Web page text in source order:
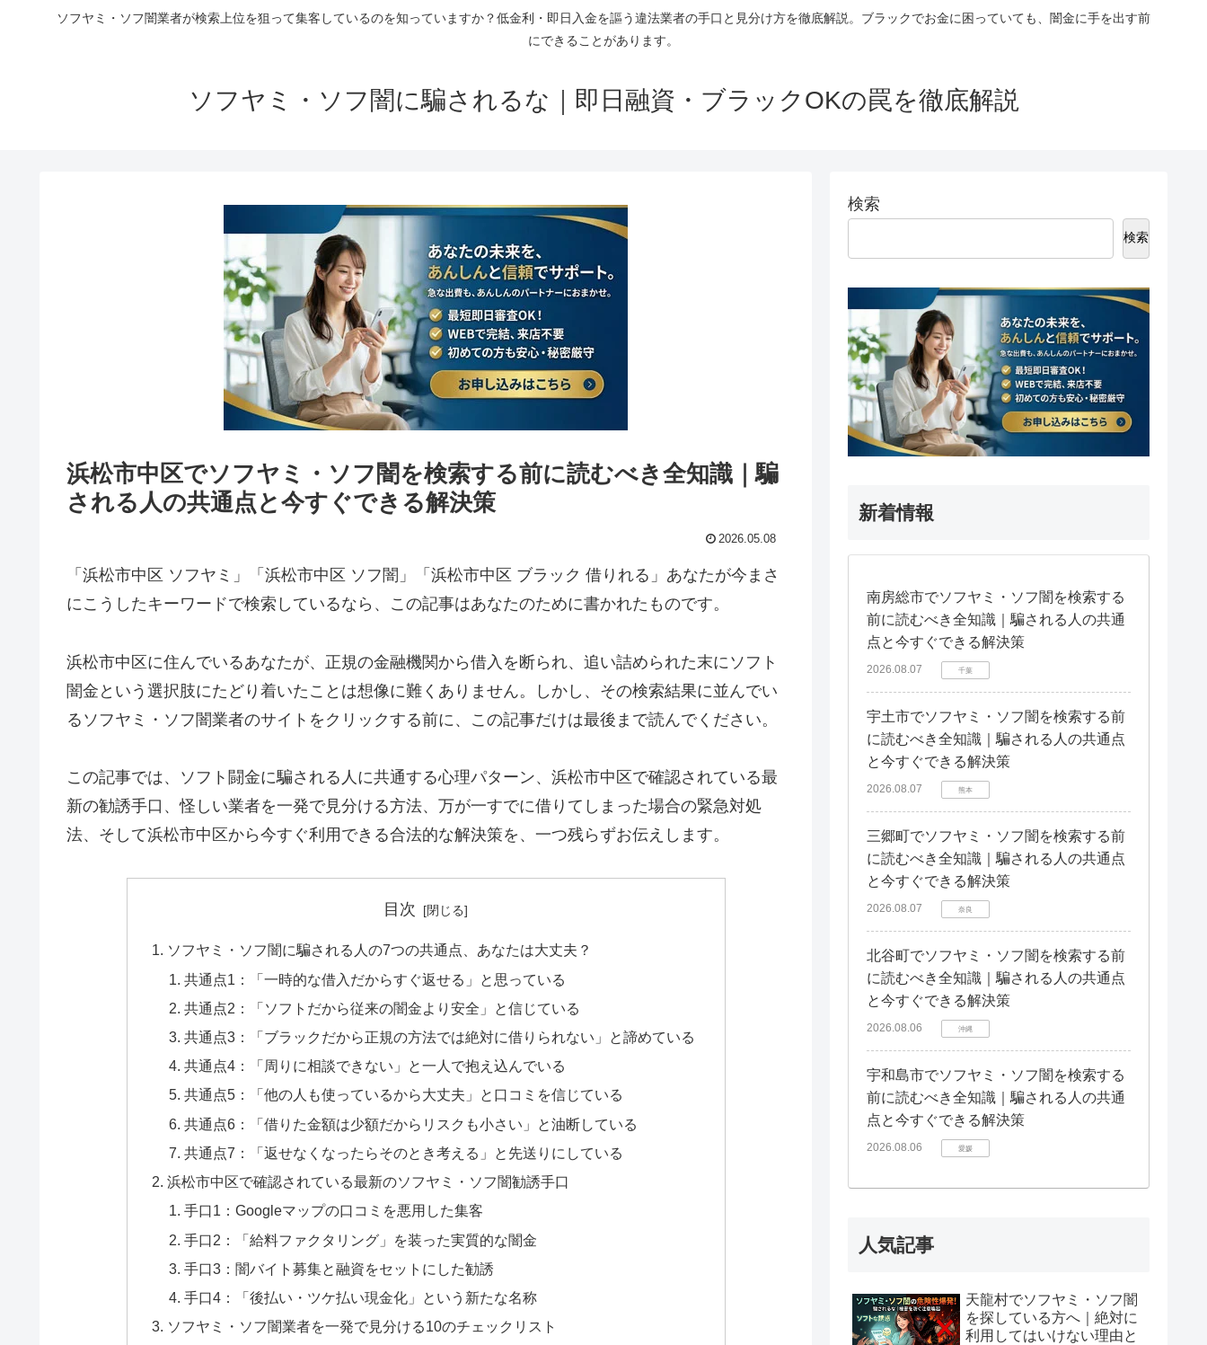
ソフヤミ・ソフ闇業者が検索上位を狙って集客しているのを知っていますか？低金利・即日入金を謳う違法業者の手口と見分け方を徹底解説。ブラックでお金に困っていても、闇金に手を出す前
にできることがあります。
ソフヤミ・ソフ闇に騙されるな｜即日融資・ブラックOKの罠を徹底解説
浜松市中区でソフヤミ・ソフ闇を検索する前に読むべき全知識｜騙
される人の共通点と今すぐできる解決策
2026.05.08
「浜松市中区 ソフヤミ」「浜松市中区 ソフ闇」「浜松市中区 ブラック 借りれる」あなたが今まさ
にこうしたキーワードで検索しているなら、この記事はあなたのために書かれたものです。
浜松市中区に住んでいるあなたが、正規の金融機関から借入を断られ、追い詰められた末にソフト
闇金という選択肢にたどり着いたことは想像に難くありません。しかし、その検索結果に並んでい
るソフヤミ・ソフ闇業者のサイトをクリックする前に、この記事だけは最後まで読んでください。
この記事では、ソフト闘金に騙される人に共通する心理パターン、浜松市中区で確認されている最
新の勧誘手口、怪しい業者を一発で見分ける方法、万が一すでに借りてしまった場合の緊急対処
法、そして浜松市中区から今すぐ利用できる合法的な解決策を、一つ残らずお伝えします。
目次
ソフヤミ・ソフ闇に騙される人の7つの共通点、あなたは大丈夫？
共通点1：「一時的な借入だからすぐ返せる」と思っている
共通点2：「ソフトだから従来の闇金より安全」と信じている
共通点3：「ブラックだから正規の方法では絶対に借りられない」と諦めている
共通点4：「周りに相談できない」と一人で抱え込んでいる
共通点5：「他の人も使っているから大丈夫」と口コミを信じている
共通点6：「借りた金額は少額だからリスクも小さい」と油断している
共通点7：「返せなくなったらそのとき考える」と先送りにしている
浜松市中区で確認されている最新のソフヤミ・ソフ闇勧誘手口
手口1：Googleマップの口コミを悪用した集客
手口2：「給料ファクタリング」を装った実質的な闇金
手口3：闇バイト募集と融資をセットにした勧誘
手口4：「後払い・ツケ払い現金化」という新たな名称
ソフヤミ・ソフ闇業者を一発で見分ける10のチェックリスト
検索
検索
新着情報
南房総市でソフヤミ・ソフ闇を検索する
前に読むべき全知識｜騙される人の共通
点と今すぐできる解決策
2026.08.07 千葉
宇土市でソフヤミ・ソフ闇を検索する前
に読むべき全知識｜騙される人の共通点
と今すぐできる解決策
2026.08.07 熊本
三郷町でソフヤミ・ソフ闇を検索する前
に読むべき全知識｜騙される人の共通点
と今すぐできる解決策
2026.08.07 奈良
北谷町でソフヤミ・ソフ闇を検索する前
に読むべき全知識｜騙される人の共通点
と今すぐできる解決策
2026.08.06 沖縄
宇和島市でソフヤミ・ソフ闇を検索する
前に読むべき全知識｜騙される人の共通
点と今すぐできる解決策
2026.08.06 愛媛
人気記事
天龍村でソフヤミ・ソフ闇
を探している方へ｜絶対に
利用してはいけない理由と